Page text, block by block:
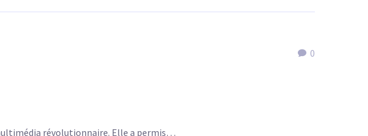
0
révolutionnaire. Elle a permis…